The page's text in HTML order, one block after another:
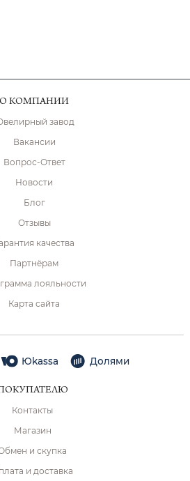
О КОМПАНИИ
завод
Вакансии
Вопрос-Ответ
Новости
Блог
Отзывы
качества
Партнёрам
лояльности
Карта сайта
Юkassa Долями
Контакты
Магазин
и скупка
и доставка